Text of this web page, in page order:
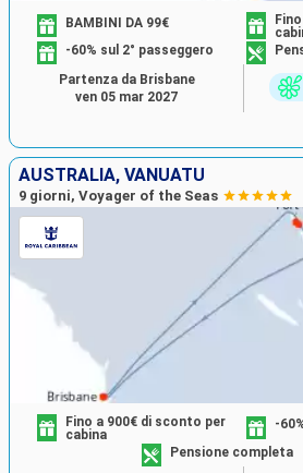
BAMBINI DA 99€
-60% sul 2° passeggero
Partenza da Brisbane
ven 05 mar 2027
AUSTRALIA, VANUATU
9 giorni, Voyager of the Seas
Fino a 900€ di sconto per
cabina
-
Pensione completa